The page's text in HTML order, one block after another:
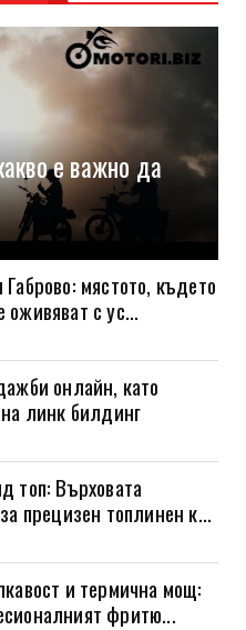
е важно да
мястото, където
с ус...
онлайн, като
линк билдинг
топ: Върховата
прецизен топлинен к...
и термична мощ:
фритю...